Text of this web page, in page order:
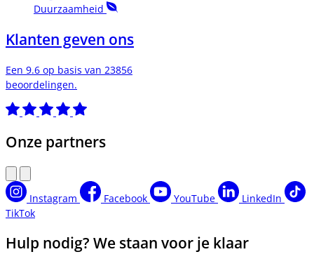
Duurzaamheid
Klanten geven ons
Een 9.6 op basis van 23856
beoordelingen.
Onze partners
Instagram Facebook YouTube
LinkedIn
TikTok
Hulp nodig? We staan voor je klaar